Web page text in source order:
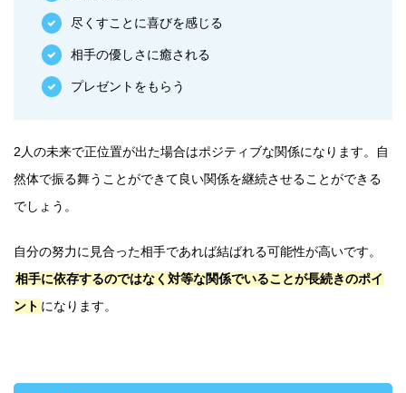
尽くすことに喜びを感じる
相手の優しさに癒される
プレゼントをもらう
2人の未来で正位置が出た場合はポジティブな関係になります。自
然体で振る舞うことができて良い関係を継続させることができる
でしょう。
自分の努力に見合った相手であれば結ばれる可能性が高いです。
相手に依存するのではなく対等な関係でいることが長続きのポイ
ント になります。